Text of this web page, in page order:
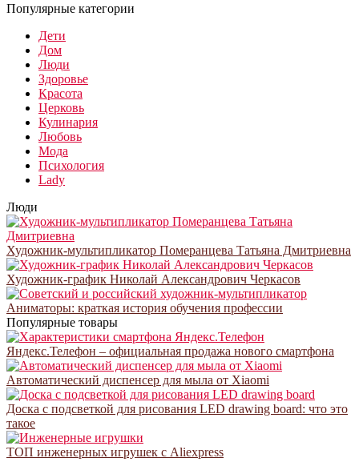
Популярные категории
Дети
Дом
Люди
Здоровье
Красота
Церковь
Кулинария
Любовь
Мода
Психология
Lady
Люди
Художник-мультипликатор Померанцева Татьяна Дмитриевна
Художник-график Николай Александрович Черкасов
Аниматоры: краткая история обучения профессии
Популярные товары
Яндекс.Телефон – официальная продажа нового смартфона
Автоматический диспенсер для мыла от Xiaomi
Доска с подсветкой для рисования LED drawing board: что это
такое
ТОП инженерных игрушек с Aliexpress